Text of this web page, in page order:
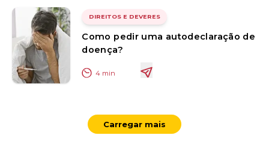
DIREITOS E DEVERES
Como pedir uma autodeclaração de
doença?
4 min
Carregar mais